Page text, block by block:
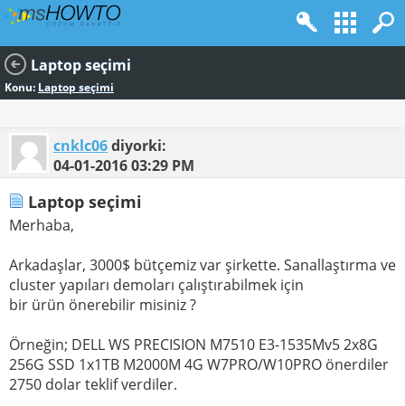
Laptop seçimi
Konu: Laptop seçimi
cnklc06diyorki:
04-01-201603:29 PM
Laptop seçimi
Merhaba,
Arkadaşlar, 3000$ bütçemiz var şirkette. Sanallaştırma ve
cluster yapıları demoları çalıştırabilmek için
bir ürün önerebilir misiniz ?
Örneğin; DELL WS PRECISION M7510 E3-1535Mv5 2x8G
256G SSD 1x1TB M2000M 4G W7PRO/W10PRO önerdiler
2750 dolar teklif verdiler.